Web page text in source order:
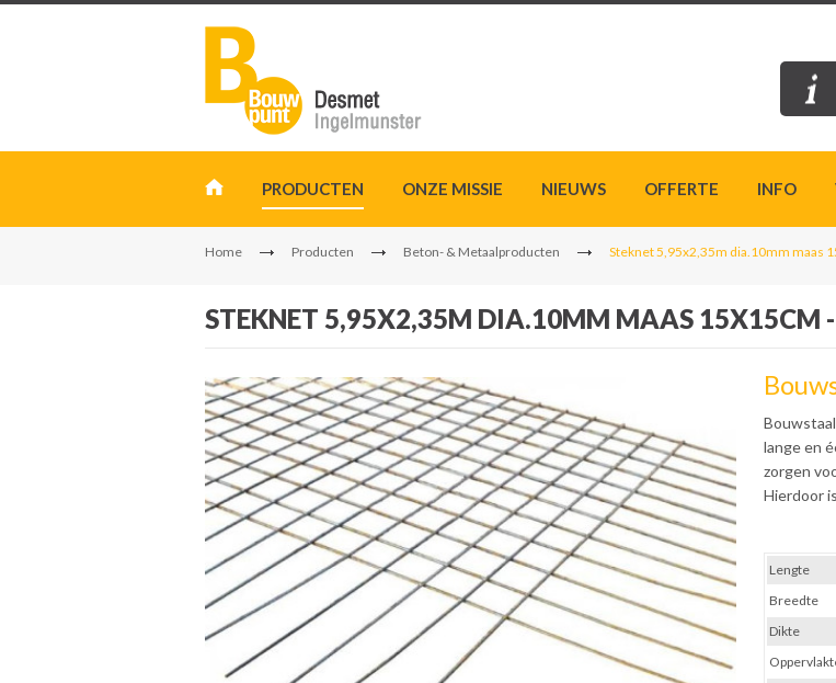
PRODUCTEN ONZE MISSIE NIEUWS OFFERTE INFO
Home Producten Beton- & Metaalproducten Steknet 5,95x2,35m dia.10mm maas
STEKNET 5,95X2,35M DIA.10MM MAAS 15X15CM -
lange en
zorgen
Hierdoor
Lengte
Breedte
Dikte